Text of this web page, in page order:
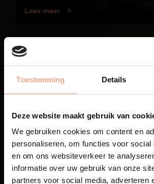
Toestemming Details
Deze website maakt gebruik van
We gebruiken cookies om content en
personaliseren, om functies voor social
en om ons websiteverkeer te
informatie over uw gebruik van onze
partners voor social media, adverteren
01
Lees meer